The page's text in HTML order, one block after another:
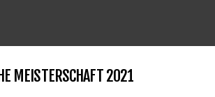
MEISTERSCHAFT 2021